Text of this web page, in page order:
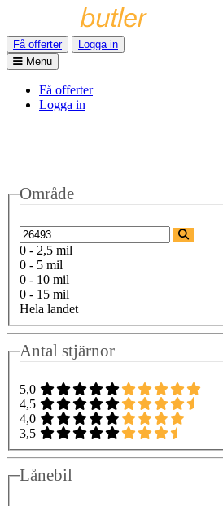
Få offerter
Logga in
Menu
Få offerter
Logga in
Område
0 - 2,5 mil
0 - 5 mil
0 - 10 mil
0 - 15 mil
Hela landet
Antal stjärnor
5,0
4,5
4,0
3,5
Lånebil